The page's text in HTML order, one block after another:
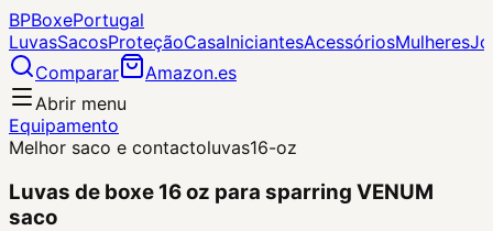
BPBoxePortugal
LuvasSacosProteçãoCasaIniciantesAcessóriosMulheres
Comparar
Amazon.es
Abrir menu
Equipamento
Melhor saco e contactoluvas16-oz
Luvas de boxe 16 oz para sparring VENUM
saco